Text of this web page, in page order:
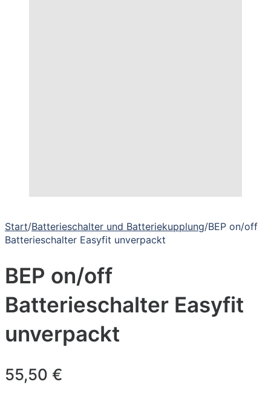
Start/Batterieschalter und Batteriekupplung/BEP on/off
Batterieschalter Easyfit unverpackt
BEP on/off
Batterieschalter Easyfit
unverpackt
55,50 €